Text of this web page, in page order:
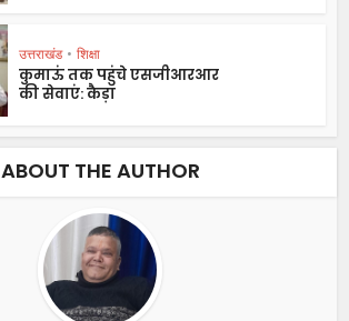
उत्तराखंड • शिक्षा
कुमाऊं तक पहुंचे एसजीआरआर
की सेवाएं: कैड़ा
ABOUT THE AUTHOR